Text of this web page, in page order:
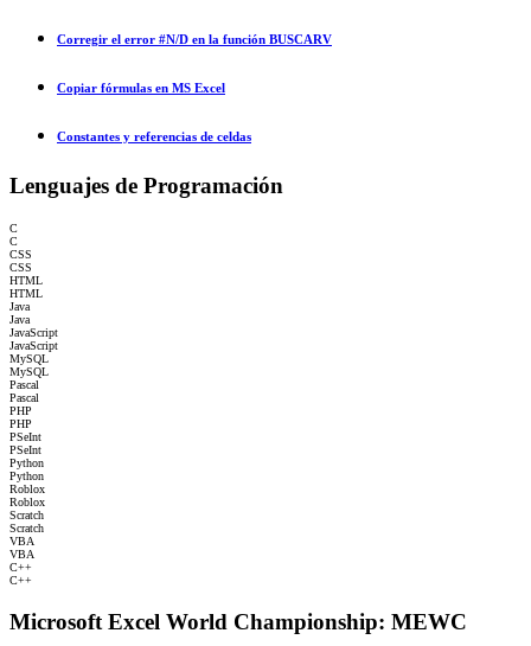
Corregir el error #N/D en la función BUSCARV
Copiar fórmulas en MS Excel
Constantes y referencias de celdas
Lenguajes de Programación
C
C
CSS
CSS
HTML
HTML
Java
Java
JavaScript
JavaScript
MySQL
MySQL
Pascal
Pascal
PHP
PHP
PSeInt
PSeInt
Python
Python
Roblox
Roblox
Scratch
Scratch
VBA
VBA
C++
C++
Microsoft Excel World Championship: MEWC